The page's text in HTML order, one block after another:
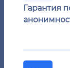
Гарантия